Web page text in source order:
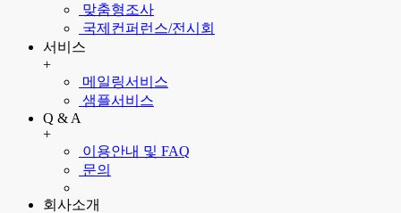
맞춤형조사
국제컨퍼런스/전시회
서비스
+
메일링서비스
샘플서비스
Q & A
+
이용안내 및 FAQ
문의
회사소개